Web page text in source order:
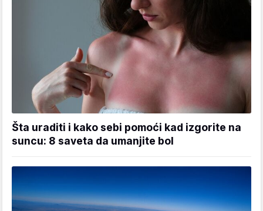
Šta uraditi i kako sebi pomoći kad izgorite na
suncu: 8 saveta da umanjite bol